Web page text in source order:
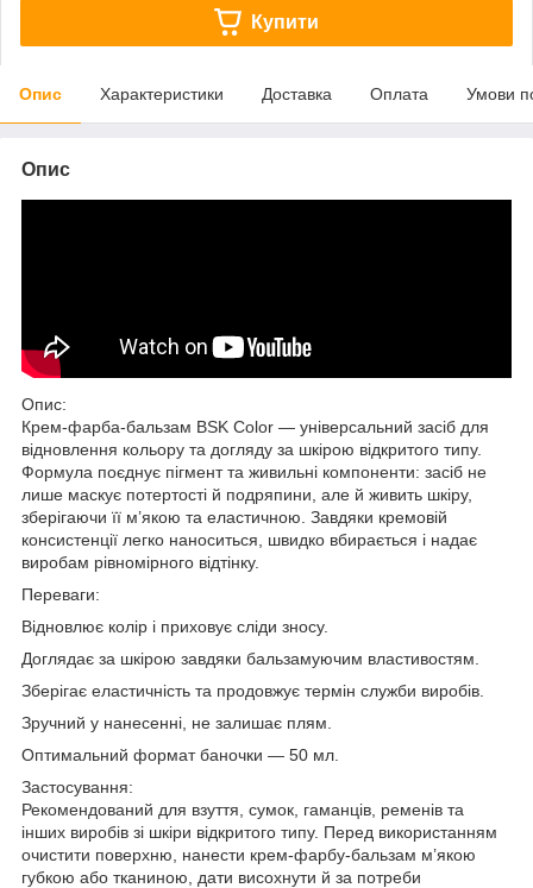
Купити
Опис Характеристики Доставка Оплата Умови
Опис
Опис:
Крем-фарба-бальзам BSK Color — універсальний засіб для
відновлення кольору та догляду за шкірою відкритого типу.
Формула поєднує пігмент та живильні компоненти: засіб не
лише маскує потертості й подряпини, але й живить шкіру,
зберігаючи її м’якою та еластичною. Завдяки кремовій
консистенції легко наноситься, швидко вбирається і надає
виробам рівномірного відтінку.
Переваги:
Відновлює колір і приховує сліди зносу.
Доглядає за шкірою завдяки бальзамуючим властивостям.
Зберігає еластичність та продовжує термін служби виробів.
Зручний у нанесенні, не залишає плям.
Оптимальний формат баночки — 50 мл.
Застосування:
Рекомендований для взуття, сумок, гаманців, ременів та
інших виробів зі шкіри відкритого типу. Перед використанням
очистити поверхню, нанести крем-фарбу-бальзам м’якою
губкою або тканиною, дати висохнути й за потреби